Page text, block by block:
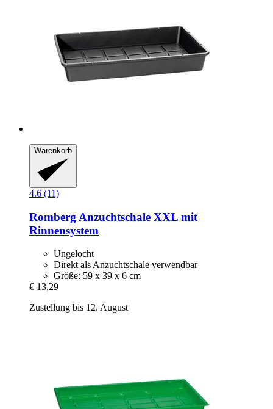
Warenkorb
4.6 (11)
Romberg Anzuchtschale XXL mit
Rinnensystem
Ungelocht
Direkt als Anzuchtschale verwendbar
Größe: 59 x 39 x 6 cm
€ 13,29
Zustellung bis 12. August